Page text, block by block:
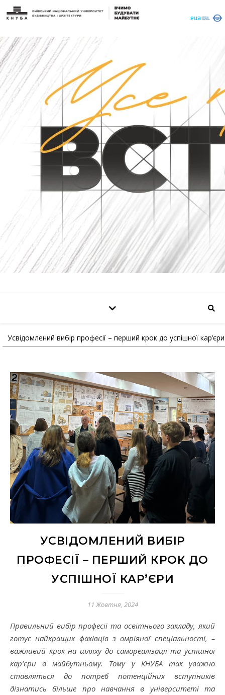
Усвідомлений вибір професії – перший крок до успішної кар’єри
УСВІДОМЛЕНИЙ ВИБІР
ПРОФЕСІЇ – ПЕРШИЙ КРОК ДО
УСПІШНОЇ КАР’ЄРИ
11 Жовтня, 2024
Правильний вибір професії та освітнього закладу, який
готує найкращих фахівців з омріяної спеціальності, –
важливий крок на шляху до самореалізації та успішної
кар’єри в майбутньому. Тому у КНУБА так уважно
ставляться до потреб потенційних вступників
дізнатись більше про навчання в університеті та